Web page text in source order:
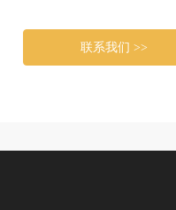
联系我们 >>